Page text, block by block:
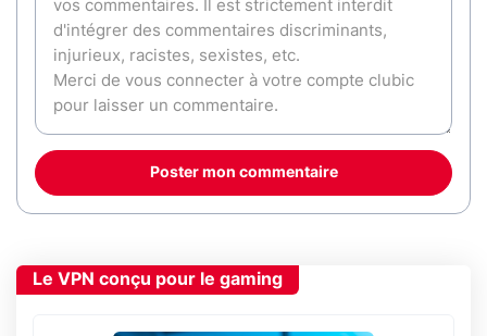
Poster mon commentaire
Le VPN conçu pour le gaming